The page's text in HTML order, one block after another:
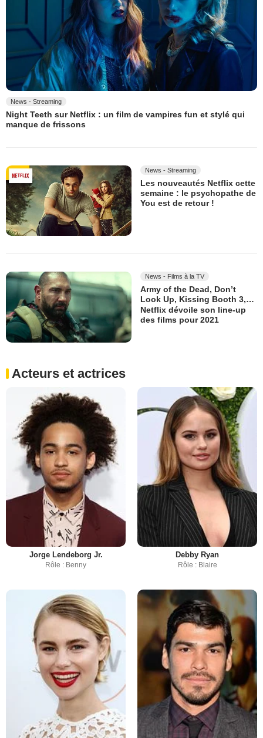
News - Streaming
Night Teeth sur Netflix : un film de vampires fun et stylé qui
manque de frissons
News - Streaming
Les nouveautés Netflix cette
semaine : le psychopathe de
You est de retour !
News - Films à la TV
Army of the Dead, Don’t
Look Up, Kissing Booth 3,…
Netflix dévoile son line-up
des films pour 2021
Acteurs et actrices
Jorge Lendeborg Jr.
Rôle : Benny
Debby Ryan
Rôle : Blaire